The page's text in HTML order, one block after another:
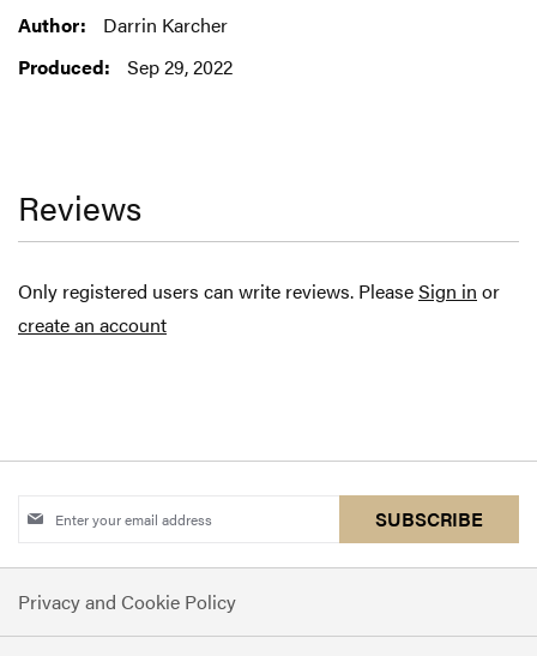
InformationDarrin Karcher
Sep 29, 2022
Reviews
Only registered users can write reviews. PleaseSign in or
create an account
Sign
for
Our
Newsletter:
SUBSCRIBE
Privacy and Cookie Policy